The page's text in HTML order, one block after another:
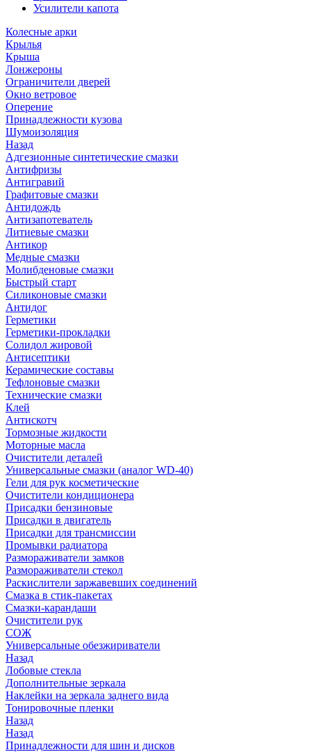
Усилители капота
Колесные арки
Крылья
Крыша
Лонжероны
Ограничители дверей
Окно ветровое
Оперение
Принадлежности кузова
Шумоизоляция
Назад
Адгезионные синтетические смазки
Антифризы
Антигравий
Графитовые смазки
Антидождь
Антизапотеватель
Литиевые смазки
Антикор
Медные смазки
Молибденовые смазки
Быстрый старт
Силиконовые смазки
Антидог
Герметики
Герметики-прокладки
Солидол жировой
Антисептики
Керамические составы
Тефлоновые смазки
Технические смазки
Клей
Антискотч
Тормозные жидкости
Моторные масла
Очистители деталей
Универсальные смазки (аналог WD-40)
Гели для рук косметические
Очистители кондиционера
Присадки бензиновые
Присадки в двигатель
Присадки для трансмиссии
Промывки радиатора
Размораживатели замков
Размораживатели стекол
Раскислители заржавевших соединений
Смазка в стик-пакетах
Смазки-карандаши
Очистители рук
СОЖ
Универсальные обезжириватели
Назад
Лобовые стекла
Дополнительные зеркала
Наклейки на зеркала заднего вида
Тонировочные пленки
Назад
Назад
Принадлежности для шин и дисков